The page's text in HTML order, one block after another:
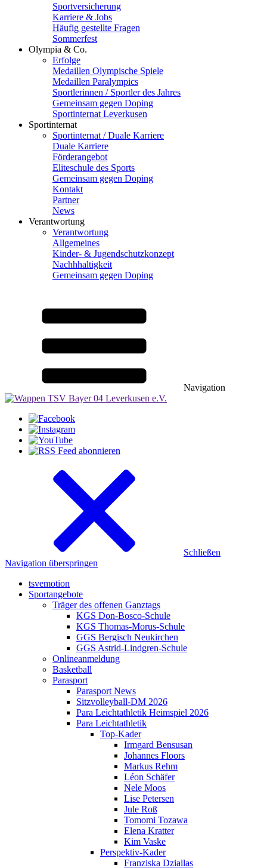
Sportversicherung
Karriere & Jobs
Häufig gestellte Fragen
Sommerfest
Olympia & Co.
Erfolge
Medaillen Olympische Spiele
Medaillen Paralympics
Sportlerinnen / Sportler des Jahres
Gemeinsam gegen Doping
Sportinternat Leverkusen
Sportinternat
Sportinternat / Duale Karriere
Duale Karriere
Förderangebot
Eliteschule des Sports
Gemeinsam gegen Doping
Kontakt
Partner
News
Verantwortung
Verantwortung
Allgemeines
Kinder- & Jugendschutzkonzept
Nachhhaltigkeit
Gemeinsam gegen Doping
Navigation
Schließen
Navigation überspringen
tsvemotion
Sportangebote
Träger des offenen Ganztags
KGS Don-Bosco-Schule
KGS Thomas-Morus-Schule
GGS Bergisch Neukirchen
GGS Astrid-Lindgren-Schule
Onlineanmeldung
Basketball
Parasport
Parasport News
Sitzvolleyball-DM 2026
Para Leichtathletik Heimspiel 2026
Para Leichtathletik
Top-Kader
Irmgard Bensusan
Johannes Floors
Markus Rehm
Léon Schäfer
Nele Moos
Lise Petersen
Jule Roß
Tomomi Tozawa
Elena Kratter
Kim Vaske
Perspektiv-Kader
Franziska Dziallas